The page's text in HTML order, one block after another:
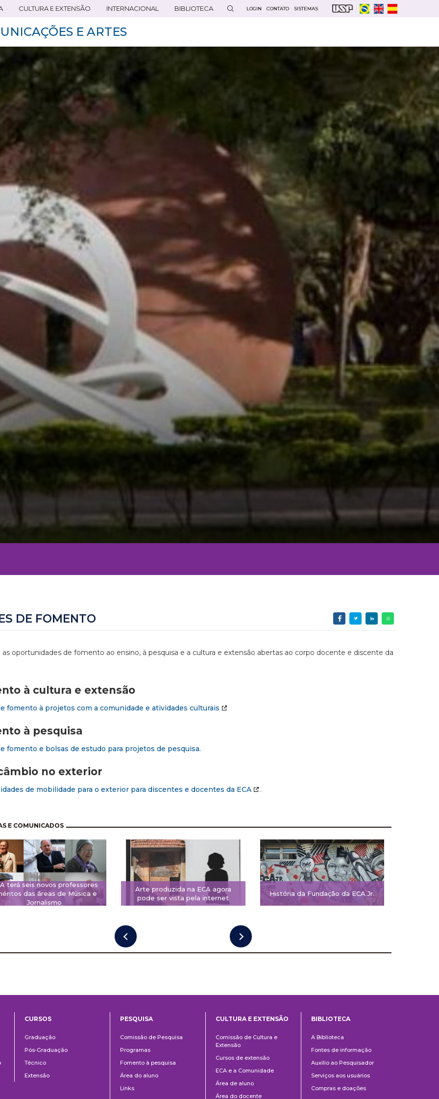
CULTURA E EXTENSÃO INTERNACIONAL BIBLIOTECA LOGIN CONTATO SISTEMAS
E ARTES
DE FOMENTO
as oportunidades de fomento ao ensino, à pesquisa e a cultura e extensão abertas ao corpo docente e discente da
à cultura e extensão
fomento à projetos com a comunidade e atividades culturais
à pesquisa
fomento e bolsas de estudo para projetos de pesquisa.
no exterior
de mobilidade para o exterior para discentes e docentes da ECA .
E COMUNICADOS
terá seis novos professores
das áreas de Música e
Jornalismo
Arte produzida na ECA agora
pode ser vista pela internet
História da Fundação da ECA Jr.
CURSOS
Graduação
Pós-Graduação
Técnico
Extensão
PESQUISA
Comissão de Pesquisa
Programas
Fomento à pesquisa
Área do aluno
Links
e
Extensão
CULTURA E EXTENSÃO
Comissão de Cultura e
Extensão
Cursos de extensão
ECA e a Comunidade
Área de aluno
Área do docente
BIBLIOTECA
A Biblioteca
Fontes de informação
Auxílio ao Pesquisador
Serviços aos usuários
Compras e doações